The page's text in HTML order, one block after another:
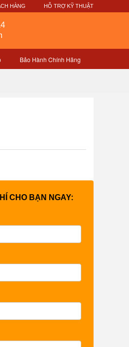
HÀNG HỖ TRỢ KỸ THUẬT
Bảo Hành Chính Hãng
CHO BẠN NGAY: